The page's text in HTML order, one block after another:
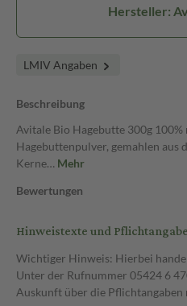
Hersteller:
LMIV Angaben
Beschreibung
Avitale Bio Hagebutte 300g
Hagebuttenpulver, gemahlen aus
Kerne… Mehr
Bewertungen
Hinweistexte und
Wichtiger Hinweis: Hierbei
Unter der Rufnummer 05424 6
Auskunft über die Pflichtangaben